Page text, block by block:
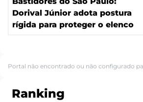
Dorival Júnior adota postura
rígida para proteger o elenco
Portal não encontrado ou não configurado
Ranking